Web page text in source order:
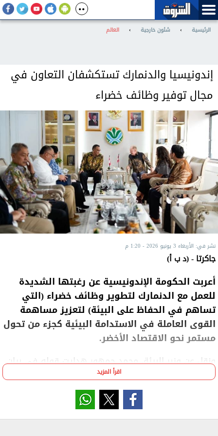
الرئيسية › شئون خارجية › العالم
إندونيسيا والدنمارك تستكشفان التعاون في
مجال توفير وظائف خضراء
نشر في: الأربعاء 3 يونيو 2026 - 1:20 م
جاكرتا - (د ب أ)
أعربت الحكومة الإندونيسية عن رغبتها الشديدة
للعمل مع الدنمارك لتطوير وظائف خضراء (التي
تساهم في الحفاظ على البيئة) لتعزيز مساهمة
القوى العاملة في الاستدامة البيئية كجزء من تحول
مستمر نحو الاقتصاد الأخضر.
ونقل عن وزير البيئة، محمد جمهور هدايت قوله في بيان
في جاكرتا اليوم الأربعاء "يمكن أن تتعلم إندونيسيا من
الدنمارك توفير وظائف خضراء"، حسب وكالة أنتارا نيوز
الإندونيسية للأنباء اليوم الأربعاء.
اقرأ المزيد